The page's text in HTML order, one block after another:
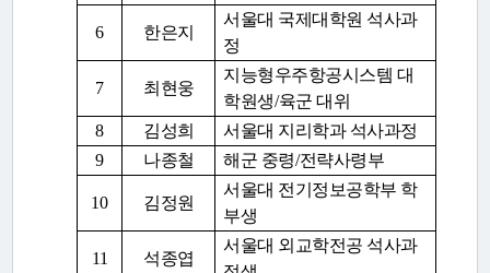
6 한은지
서울대 국제대학원 석사과
정
7 최현웅
지능형우주항공시스템 대
학원생/육군 대위
8
김성희
서울대 지리학과 석사과정
9
나종철 해군 중령/전략사령부
10 김정원
서울대 전기정보공학부 학
부생
11 석종엽
서울대 외교학전공 석사과